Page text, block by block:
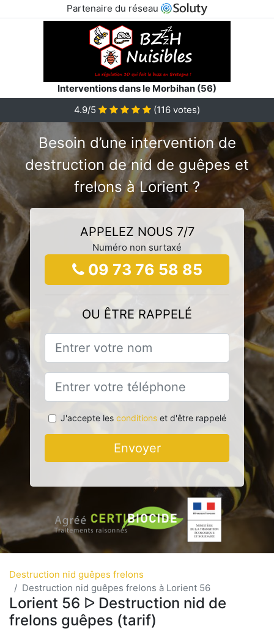
Partenaire du réseau
Interventions dans le Morbihan (56)
4.9/5
(116 votes)
Besoin d’une intervention de
destruction de nid de guêpes et
frelons à Lorient ?
APPELEZ NOUS 7/7
Numéro non surtaxé
09 73 76 58 85
OU ÊTRE RAPPELÉ
J'accepte les conditionset d'être rappelé
Envoyer
Destruction nid guêpes frelons
Destruction nid guêpes frelons à Lorient 56
Lorient 56 ᐅ Destruction nid de
frelons guêpes (tarif)